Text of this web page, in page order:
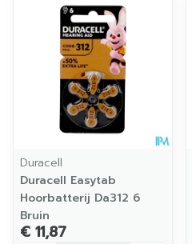
Duracell
Duracell Easytab
Hoorbatterij Da312 6
Bruin
€ 11,87